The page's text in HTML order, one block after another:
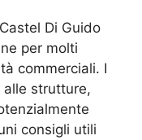
Di Guido
per molti
commerciali. I
alle strutture,
consigli utili